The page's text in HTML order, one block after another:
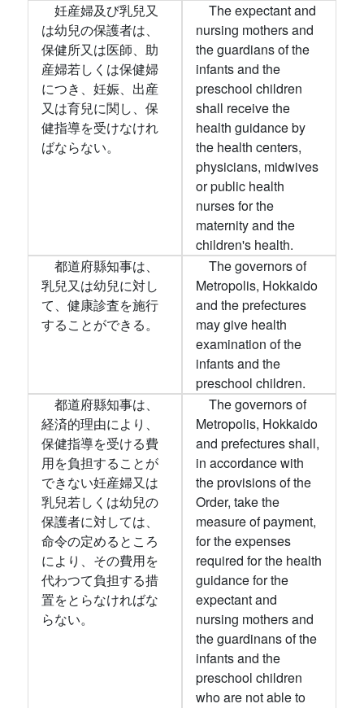
妊産婦及び乳兒又
は幼兒の保護者は、
保健所又は医師、助
産婦若しくは保健婦
につき、妊娠、出産
又は育兒に関し、保
健指導を受けなけれ
ばならない。
The expectant and
nursing mothers and
the guardians of the
infants and the
preschool children
shall receive the
health guidance by
the health centers,
physicians, midwives
or public health
nurses for the
maternity and the
children's health.
都道府縣知事は、
乳兒又は幼兒に対し
て、健康診査を施行
することができる。
The governors of
Metropolis, Hokkaido
and the prefectures
may give health
examination of the
infants and the
preschool children.
都道府縣知事は、
経済的理由により、
保健指導を受ける費
用を負担することが
できない妊産婦又は
乳兒若しくは幼兒の
保護者に対しては、
命令の定めるところ
により、その費用を
代わつて負担する措
置をとらなければな
らない。
The governors of
Metropolis, Hokkaido
and prefectures shall,
in accordance with
the provisions of the
Order, take the
measure of payment,
for the expenses
required for the health
guidance for the
expectant and
nursing mothers and
the guardinans of the
infants and the
preschool children
who are not able to